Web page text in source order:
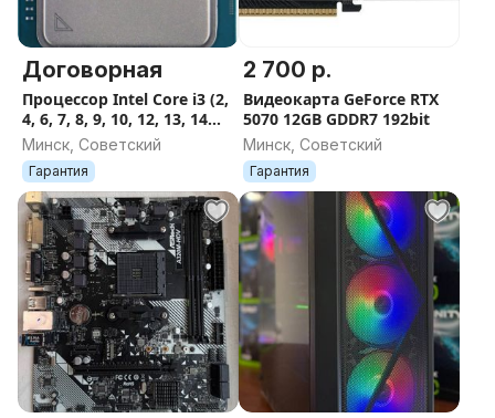
Договорная
Процессор Intel Core i3 (2,
4, 6, 7, 8, 9, 10, 12, 13, 14
поколение)
Минск, Советский
Гарантия
2 700 р.
Видеокарта GeForce RTX
5070 12GB GDDR7 192bit
Минск, Советский
Гарантия